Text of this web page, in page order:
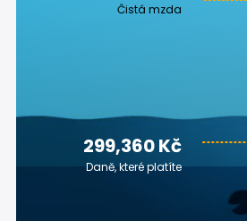
Čistá mzda
299,360 Kč
Daně, které platíte